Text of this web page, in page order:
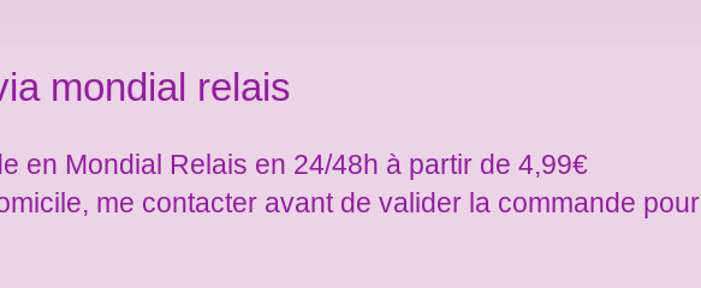
mondial relais
en Mondial Relais en 24/48h à partir de 4,99€
me contacter avant de valider la commande pour